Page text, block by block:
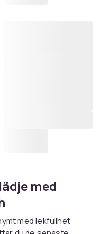
med
med lekfullhet